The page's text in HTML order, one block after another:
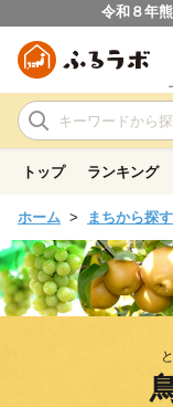
令和８年
トップ ランキング
ホーム まちから探す